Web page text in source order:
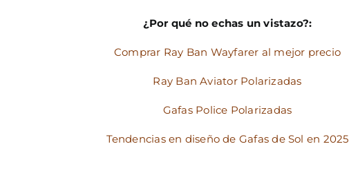
¿Por qué no echas un vistazo?:
Comprar Ray Ban Wayfarer al mejor precio
Ray Ban Aviator Polarizadas
Gafas Police Polarizadas
Tendencias en diseño de Gafas de Sol en 2025